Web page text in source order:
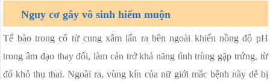
Nguy cơ gây vô sinh hiếm muộn
Tế bào trong cổ tử cung xâm lấn ra bên ngoài khiến nồng độ pH
trong âm đạo thay đổi, làm cản trở khả năng tình trùng gặp trứng, từ
đó khó thụ thai. Ngoài ra, vùng kín của nữ giới mắc bệnh này dễ bị